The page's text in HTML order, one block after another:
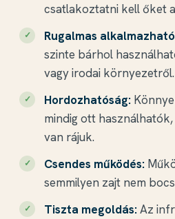
csatlakoztatni kell őket
Rugalmas
szinte bárhol
vagy irodai környezetről.
Hordozhatóság:
mindig ott
van rájuk.
Csendes működés:
semmilyen zajt nem
Tiszta megoldás:Az